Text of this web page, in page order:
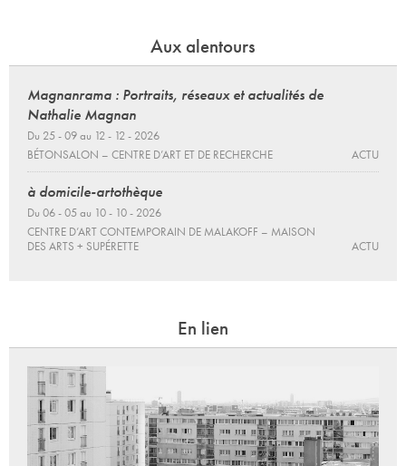
Aux alentours
Magnanrama : Portraits, réseaux et actualités de
Nathalie Magnan
Du 25 - 09 au 12 - 12 - 2026
BÉTONSALON – CENTRE D’ART ET DE RECHERCHE
ACTU
à domicile-artothèque
Du 06 - 05 au 10 - 10 - 2026
CENTRE D’ART CONTEMPORAIN DE MALAKOFF – MAISON
DES ARTS + SUPÉRETTE
ACTU
En lien